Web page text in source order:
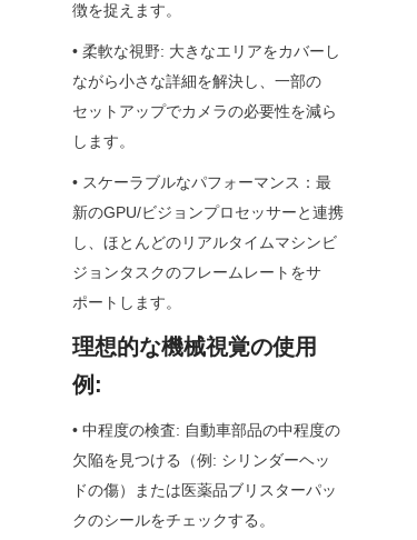
徴を捉えます。
• 柔軟な視野: 大きなエリアをカバーし
ながら小さな詳細を解決し、一部の
セットアップでカメラの必要性を減ら
します。
• スケーラブルなパフォーマンス：最
新のGPU/ビジョンプロセッサーと連携
し、ほとんどのリアルタイムマシンビ
ジョンタスクのフレームレートをサ
ポートします。
理想的な機械視覚の使用
例:
• 中程度の検査: 自動車部品の中程度の
欠陥を見つける（例: シリンダーヘッ
ドの傷）または医薬品ブリスターパッ
クのシールをチェックする。